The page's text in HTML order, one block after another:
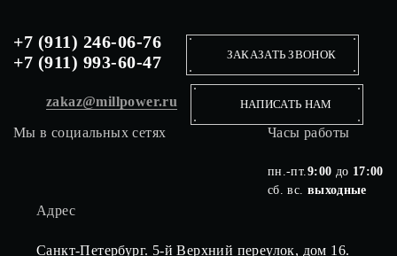
+7 (911) 246-06-76
+7 (911) 993-60-47
ЗАКАЗАТЬ ЗВОНОК
zakaz@millpower.ru НАПИСАТЬ НАМ
Мы в социальных сетях Часы работы
пн.-пт.9:00 до 17:00
сб. вс. выходные
Адрес
Санкт-Петербург. 5-й Верхний переулок, дом 16.